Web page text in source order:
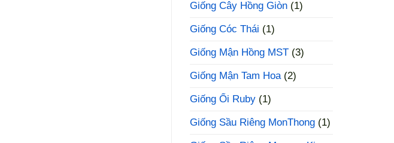
Giống Cây Hồng Giòn (1)
Giống Cóc Thái (1)
Giống Mận Hồng MST (3)
Giống Mận Tam Hoa (2)
Giống Ổi Ruby (1)
Giống Sầu Riêng MonThong (1)